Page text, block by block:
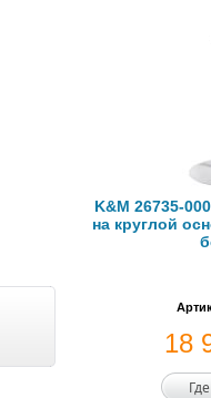
K&M 26735-
на круглой
18